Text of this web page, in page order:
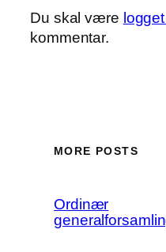
Du skal være
kommentar.
MORE POSTS
Ordinær